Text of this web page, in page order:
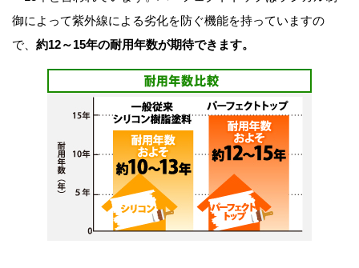
御によって紫外線による劣化を防ぐ機能を持っていますの
で、 約12～15年の耐用年数が期待できます。